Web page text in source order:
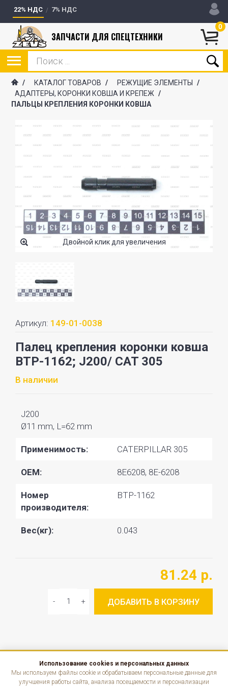
22% НДС 7% НДС
0
ЗАПЧАСТИ ДЛЯ СПЕЦТЕХНИКИ
/ КАТАЛОГ ТОВАРОВ / РЕЖУЩИЕ ЭЛЕМЕНТЫ
/
АДАПТЕРЫ, КОРОНКИ КОВША И КРЕПЕЖ /
ПАЛЬЦЫ КРЕПЛЕНИЯ КОРОНКИ КОВША
Двойной клик для увеличения
Артикул: 149-01-0038
Палец крепления коронки ковша
BTP-1162; J200/ CAT 305
В наличии
J200
Ø11 mm, L=62 mm
Применимость: CATERPILLAR 305
OEM: 8E6208, 8E-6208
Номер
производителя:
BTP-1162
Вес(кг): 0.043
81.24 р.
ДОБАВИТЬ В КОРЗИНУ
КАТАЛОГ
Использование cookies и персональных данных
Мы используем файлы cookie и обрабатываем персональные данные для
улучшения работы сайта, анализа посещаемости и персонализации